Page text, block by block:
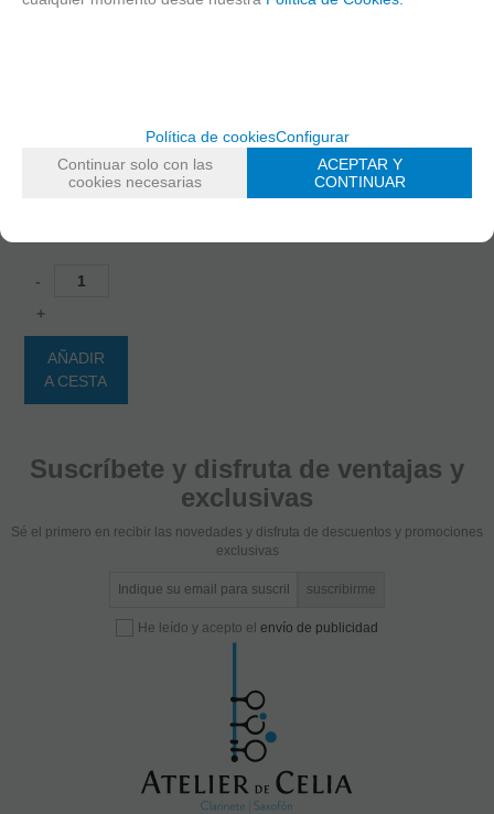
RECIBIRÁS AL DIA
142,90
€
-
+
AÑADIR
A CESTA
Suscríbete y disfruta de ventajas y
exclusivas
Sé el primero en recibir las novedades y disfruta de descuentos y promociones
exclusivas
He leído y acepto el envío de publicidad
Política de cookiesConfigurar
Continuar solo con las
cookies necesarias
ACEPTAR Y
CONTINUAR